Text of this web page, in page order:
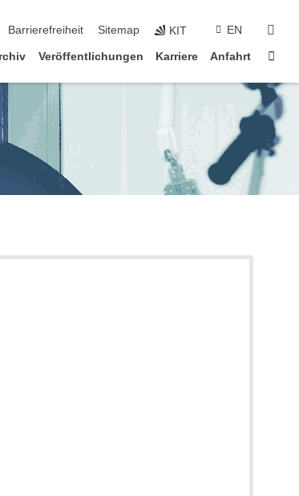
Barrierefreiheit Sitemap KIT EN
Veröffentlichungen Karriere Anfahrt